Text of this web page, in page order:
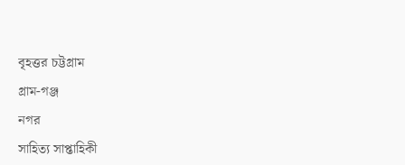
বৃহত্তর চট্টগ্রাম
গ্রাম-গঞ্জ
নগর
সাহিত্য সাপ্তাহিকী